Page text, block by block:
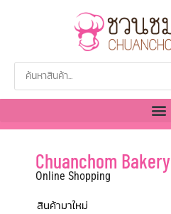
Chuanchom Bakery
Online Shopping
สินค้ามาใหม่